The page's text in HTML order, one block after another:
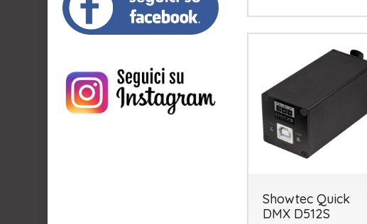
Showtec Quick
DMX D512S